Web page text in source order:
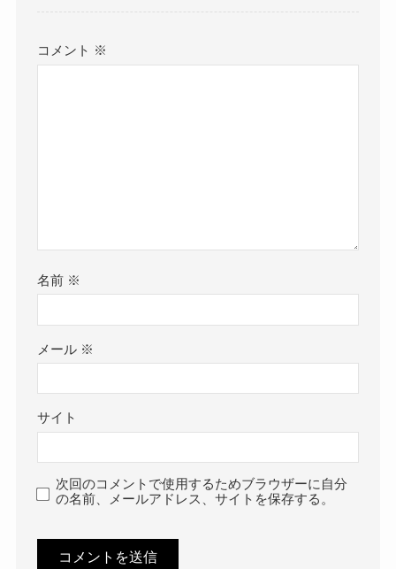
コメント ※
名前 ※
メール ※
サイト
次回のコメントで使用するためブラウザーに自分
の名前、メールアドレス、サイトを保存する。